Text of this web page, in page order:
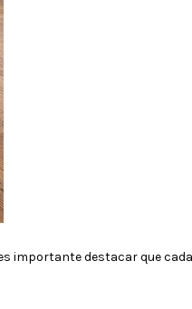
importante destacar que